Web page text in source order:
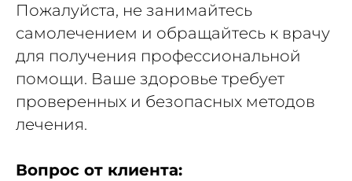
Пожалуйста, не занимайтесь
самолечением и обращайтесь к врачу
для получения профессиональной
помощи. Ваше здоровье требует
проверенных и безопасных методов
лечения.
Вопрос от клиента: